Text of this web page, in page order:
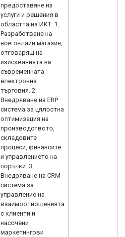
предоставяне на
услуги и решения в
областта на ИКТ: 1.
Разработване на
нов онлайн магазин,
отговарящ на
изискванията на
съвременната
електронна
търговия. 2.
Внедряване на ERP
система за цялостна
оптимизация на
производството,
складовите
процеси, финансите
и управлението на
поръчки. 3.
Внедряване на CRM
система за
управление на
взаимоотношенията
с клиенти и
насочени
маркетингови